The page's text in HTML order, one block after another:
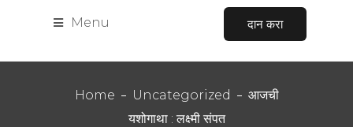
Menu दान करा
Home Uncategorized
आजची
यशोगाथा : लक्ष्मी संपत